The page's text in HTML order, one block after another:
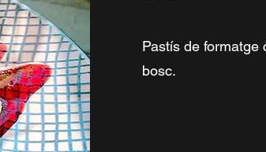
Pastís de formatge
bosc.